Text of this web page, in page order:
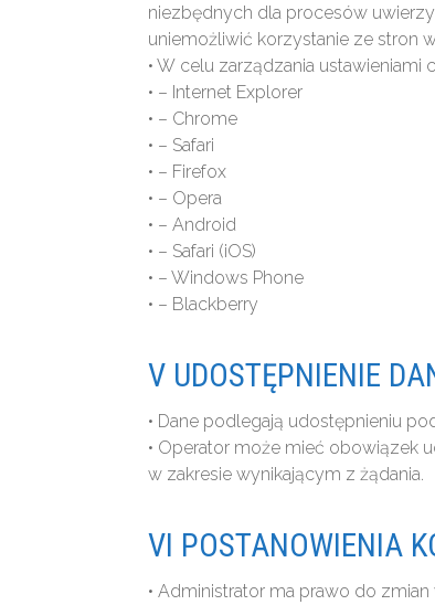
niezbędnych dla procesów
uniemożliwić korzystanie ze stron
• W celu zarządzania
• – Internet Explorer
• – Chrome
• – Safari
• – Firefox
• – Opera
• – Android
• – Safari (iOS)
• – Windows Phone
• – Blackberry
V UDOSTĘPNIENIE
• Dane podlegają udostępnieniu
• Operator może mieć obowiązek
w zakresie wynikającym z żądania.
VI POSTANOWIENIA
• Administrator ma prawo do